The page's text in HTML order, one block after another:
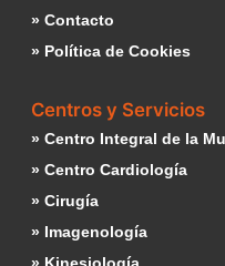
» Contacto
» Política de Cookies
Centros y Servicios
» Centro Integral de la
» Centro Cardiología
» Cirugía
» Imagenología